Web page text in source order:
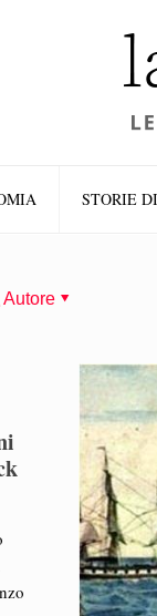
STORIE
Autore